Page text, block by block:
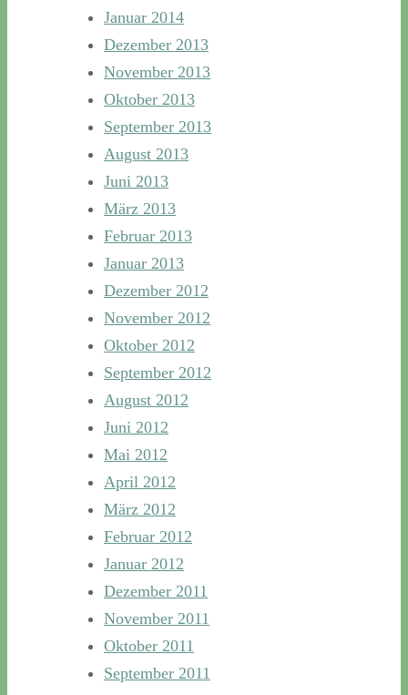
Januar 2014
Dezember 2013
November 2013
Oktober 2013
September 2013
August 2013
Juni 2013
März 2013
Februar 2013
Januar 2013
Dezember 2012
November 2012
Oktober 2012
September 2012
August 2012
Juni 2012
Mai 2012
April 2012
März 2012
Februar 2012
Januar 2012
Dezember 2011
November 2011
Oktober 2011
September 2011